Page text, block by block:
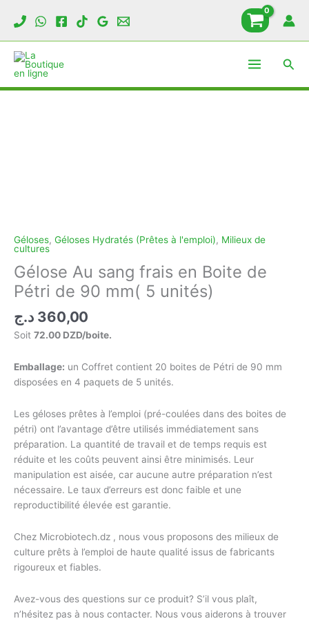
Géloses, Géloses Hydratés (Prêtes à l'emploi), Milieux de
cultures
Gélose Au sang frais en Boite de
Pétri de 90 mm( 5 unités)
360,00 د.ج
Soit 72.00 DZD/boite.
Emballage: un Coffret contient 20 boites de Pétri de 90 mm
disposées en 4 paquets de 5 unités.
Les géloses prêtes à l’emploi (pré-coulées dans des boites de
pétri) ont l’avantage d’être utilisés immédiatement sans
préparation. La quantité de travail et de temps requis est
réduite et les coûts peuvent ainsi être minimisés. Leur
manipulation est aisée, car aucune autre préparation n’est
nécessaire. Le taux d’erreurs est donc faible et une
reproductibilité élevée est garantie.
Chez Microbiotech.dz , nous vous proposons des milieux de
culture prêts à l’emploi de haute qualité issus de fabricants
rigoureux et fiables.
Avez-vous des questions sur ce produit? S’il vous plaît,
n’hésitez pas à nous contacter. Nous vous aiderons à trouver